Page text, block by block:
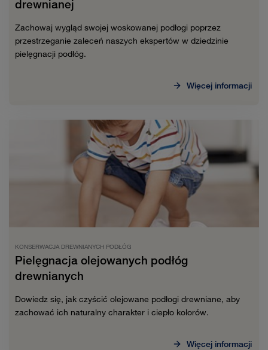
drewnianej
Zachowaj wygląd swojej woskowanej podłogi poprzez
przestrzeganie zaleceń naszych ekspertów w dziedzinie
pielęgnacji podłóg.
Więcej informacji
KONSERWACJA DREWNIANYCH PODŁÓG
Pielęgnacja olejowanych podłóg
drewnianych
Dowiedz się, jak czyścić olejowane podłogi drewniane, aby
zachować ich naturalny charakter i ciepło kolorów.
Więcej informacji